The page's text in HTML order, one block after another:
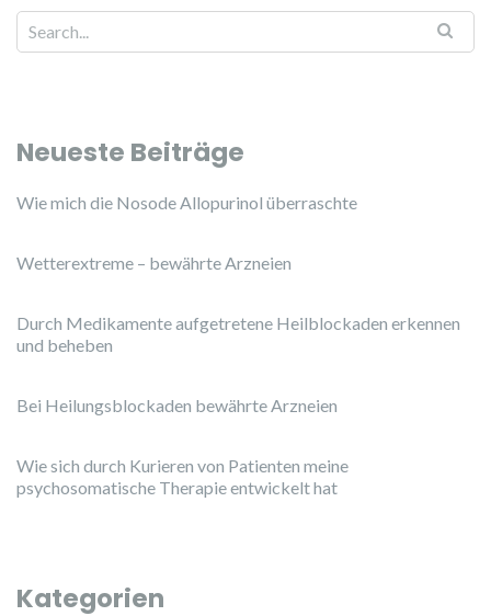
Search for:
Neueste Beiträge
Wie mich die Nosode Allopurinol überraschte
Wetterextreme – bewährte Arzneien
Durch Medikamente aufgetretene Heilblockaden erkennen
und beheben
Bei Heilungsblockaden bewährte Arzneien
Wie sich durch Kurieren von Patienten meine
psychosomatische Therapie entwickelt hat
Kategorien